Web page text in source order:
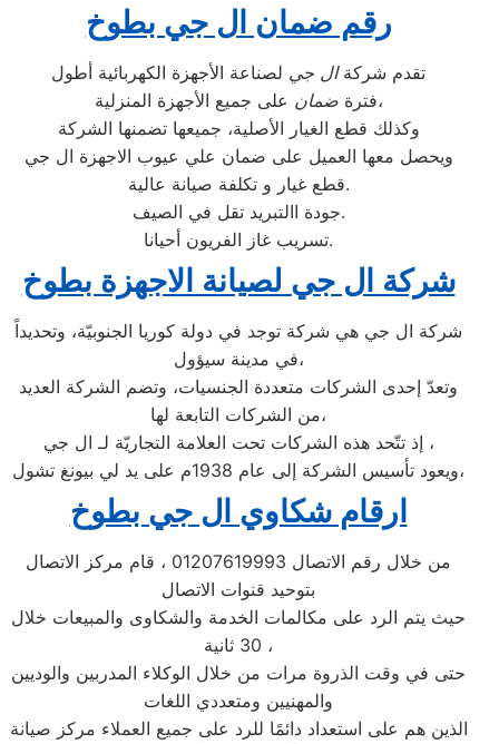
رقم ضمان ال جي بطوخ
تقدم شركةال جي لصناعة الأجهزة الكهربائية أطول
فترةضمان
على جميع الأجهزة المنزلية،
وكذلك قطع الغيار الأصلية، جميعها تضمنها الشركة
ويحصل معها العميل على ضمان علي عيوب الاجهزة ال جي
قطع غيار و تكلفة صيانة عالية.
جودة االتبريد تقل في الصيف.
تسريب غاز الفريون أحيانا.
شركة ال جي لصيانة الاجهزة بطوخ
شركة ال جي هي شركة توجد في دولة كوريا الجنوبيّة، وتحديداً
في مدينة سيؤول،
وتعدّ إحدى الشركات متعددة الجنسيات، وتضم الشركة العديد
من الشركات التابعة لها،
إذ تتّحد هذه الشركات تحت العلامة التجاريّة لـ ال جي ،
ويعود تأسيس الشركة إلى عام 1938م على يد لي بيونغ تشول،
ارقام شكاوي ال جي بطوخ
من خلال رقم الاتصال 01207619993 ، قام مركز الاتصال
بتوحيد قنوات الاتصال
حيث يتم الرد على مكالمات الخدمة والشكاوى والمبيعات خلال
30 ثانية ،
حتى في وقت الذروة مرات من خلال الوكلاء المدربين والوديين
والمهنيين ومتعددي اللغات
الذين هم على استعداد دائمًا للرد على جميع العملاء مركز صيانة